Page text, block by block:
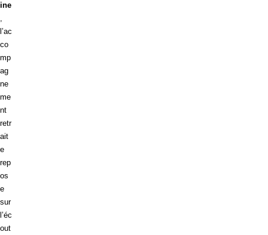
ine
,
l’ac
co
mp
ag
ne
me
nt
retr
ait
e
rep
os
e
sur
l’éc
out